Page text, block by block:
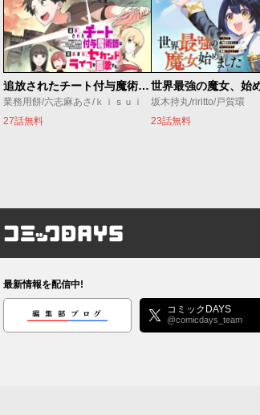
追放されたチート付与魔術師は気ままなセカンドライフを謳歌する。 ～俺は武器だけじゃなく、あらゆるものに『強化ポイント』を付与できるし、俺の意思でいつでも効果を解除できるけど、残った人たち大丈夫？～
業務用餅/六志麻あさ/ｋｉｓｕｉ
27話無料
坂木持丸/riritto/戸賀環
23話無料
コミックDAYS
最新情報を配信中!
編集部ブログ コミックDAYS
@comicdays_team